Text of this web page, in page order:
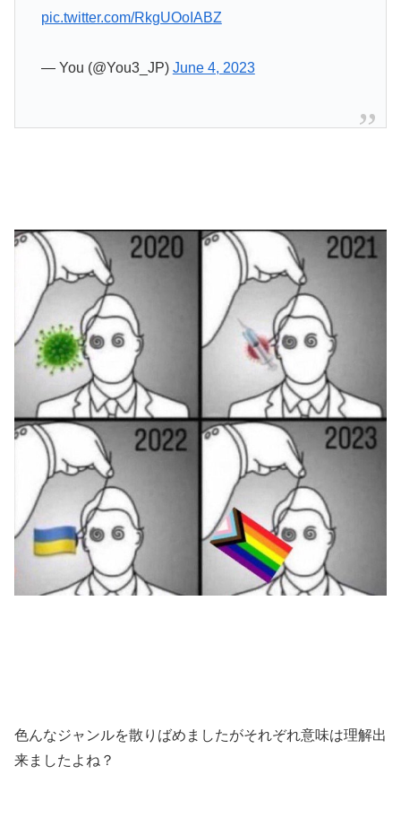
pic.twitter.com/RkgUOoIABZ
— You (@You3_JP) June 4, 2023
色んなジャンルを散りばめましたがそれぞれ意味は理解出
来ましたよね？